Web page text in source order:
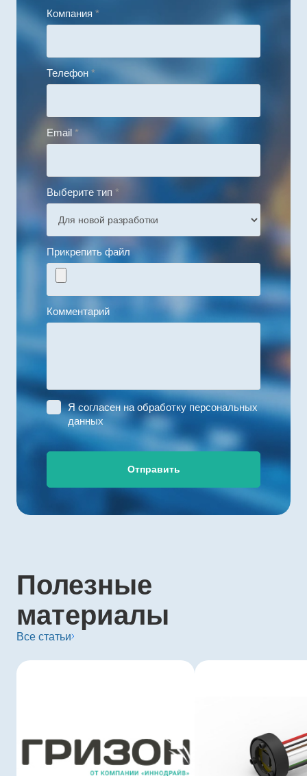
Компания *
Телефон *
Email *
Выберите тип *
Прикрепить файл
Комментарий
Я согласен на обработку персональных
данных
Отправить
Полезные
материалы
Все статьи